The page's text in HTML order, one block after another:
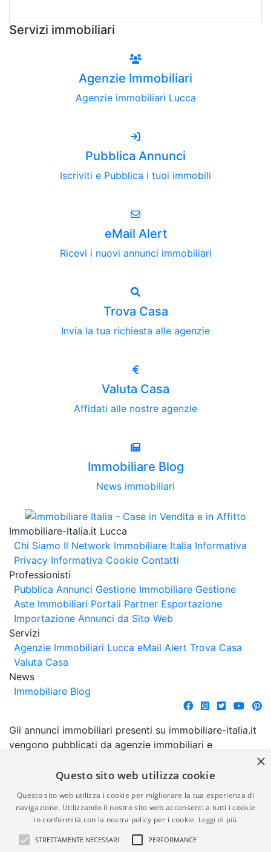
Servizi immobiliari
Agenzie Immobiliari
Agenzie immobiliari Lucca
Pubblica Annunci
Iscriviti e Pubblica i tuoi immobili
eMail Alert
Ricevi i nuovi annunci immobiliari
Trova Casa
Invia la tua richiesta alle agenzie
Valuta Casa
Affidati alle nostre agenzie
Immobiliare Blog
News immobiliari
Immobiliare-Italia.it Lucca
Chi Siamo Il Network Immobiliare Italia Informativa
Privacy Informativa Cookie Contatti
Professionisti
Pubblica Annunci Gestione Immobiliare Gestione
Aste Immobiliari Portali Partner Esportazione
Importazione Annunci da Sito Web
Servizi
Agenzie Immobiliari Lucca eMail Alert Trova Casa
Valuta Casa
News
Immobiliare Blog
Gli annunci immobiliari presenti su immobiliare-italia.it
vengono pubblicati da agenzie immobiliari e
comporta l'approvazione o l'avallo da parte di
garanzia da parte di quest'ultima. immobiliare-italia.it
quindi non è responsabile della veridicità, della
correttezza, della completezza, della normativa in
materia di privacy e/o di alcun altro aspetto dei
×
Questo sito web utilizza cookie
Questo sito web utilizza i cookie per migliorare la tua esperienza di
navigazione. Utilizzando il nostro sito web acconsenti a tutti i cookie
in conformità con la nostra policy per i cookie. Leggi di più
STRETTAMENTE NECESSARI PERFORMANCE